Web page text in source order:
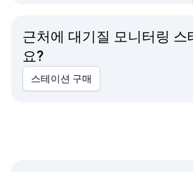
근처에 대기질 모니터링 스
요?
스테이션 구매